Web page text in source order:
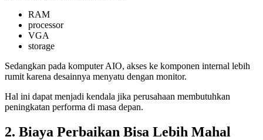
RAM
processor
VGA
storage
Sedangkan pada komputer AIO, akses ke komponen internal lebih
rumit karena desainnya menyatu dengan monitor.
Hal ini dapat menjadi kendala jika perusahaan membutuhkan
peningkatan performa di masa depan.
2. Biaya Perbaikan Bisa Lebih Mahal